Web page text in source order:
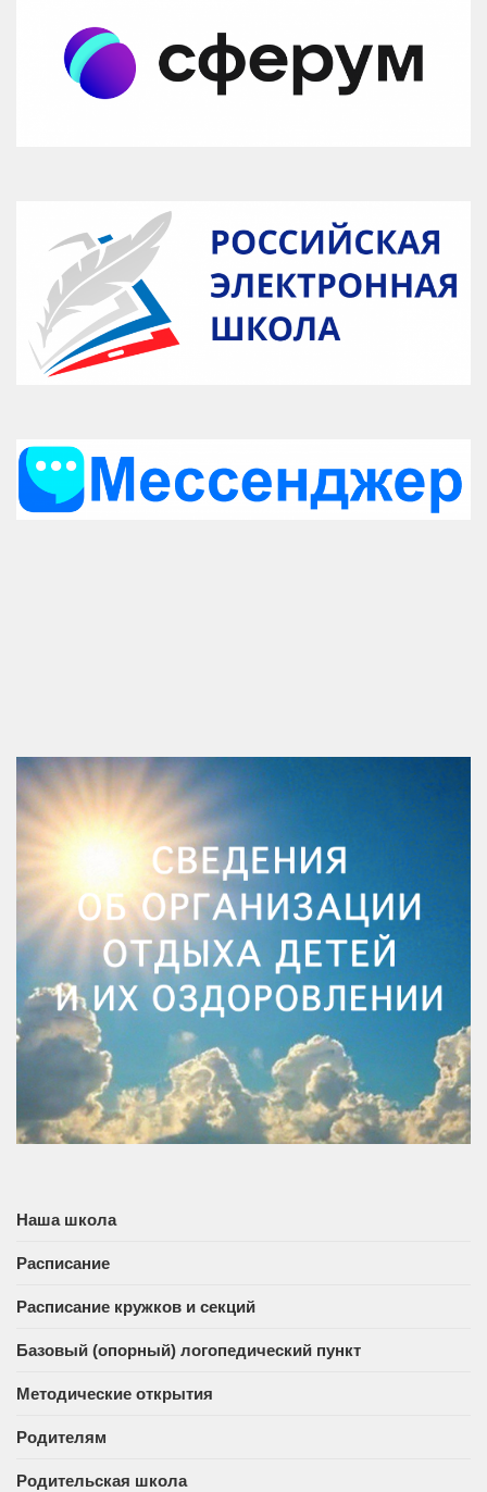
Наша школа
Расписание
Расписание кружков и секций
Базовый (опорный) логопедический пункт
Методические открытия
Родителям
Родительская школа